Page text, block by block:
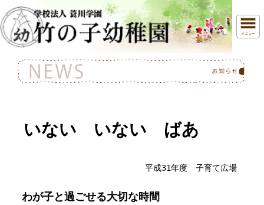
メニュー
いない いない ばあ
平成31年度 子育て広場
わが子と過ごせる大切な時間